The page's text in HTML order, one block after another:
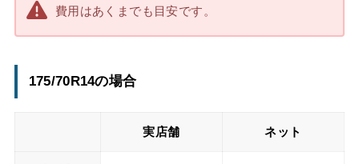
費用はあくまでも目安です。
175/70R14の場合
実店舗 ネット